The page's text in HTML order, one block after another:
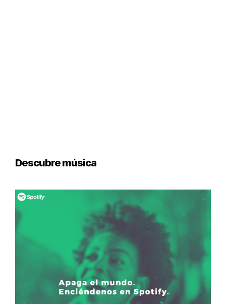
Descubre música